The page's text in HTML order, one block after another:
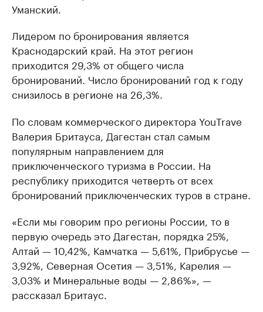
Уманский.
Лидером по бронирования является
Краснодарский край. На этот регион
приходится 29,3% от общего числа
бронирований. Число бронирований год к году
снизилось в регионе на 26,3%.
По словам коммерческого директора YouTrave
Валерия Бритауса, Дагестан стал самым
популярным направлением для
приключенческого туризма в России. На
республику приходится четверть от всех
бронирований приключенческих туров в стране.
«Если мы говорим про регионы России, то в
первую очередь это Дагестан, порядка 25%,
Алтай — 10,42%, Камчатка — 5,61%, Прибрусье —
3,92%, Северная Осетия — 3,51%, Карелия —
3,03% и Минеральные воды — 2,86%», —
рассказал Бритаус.